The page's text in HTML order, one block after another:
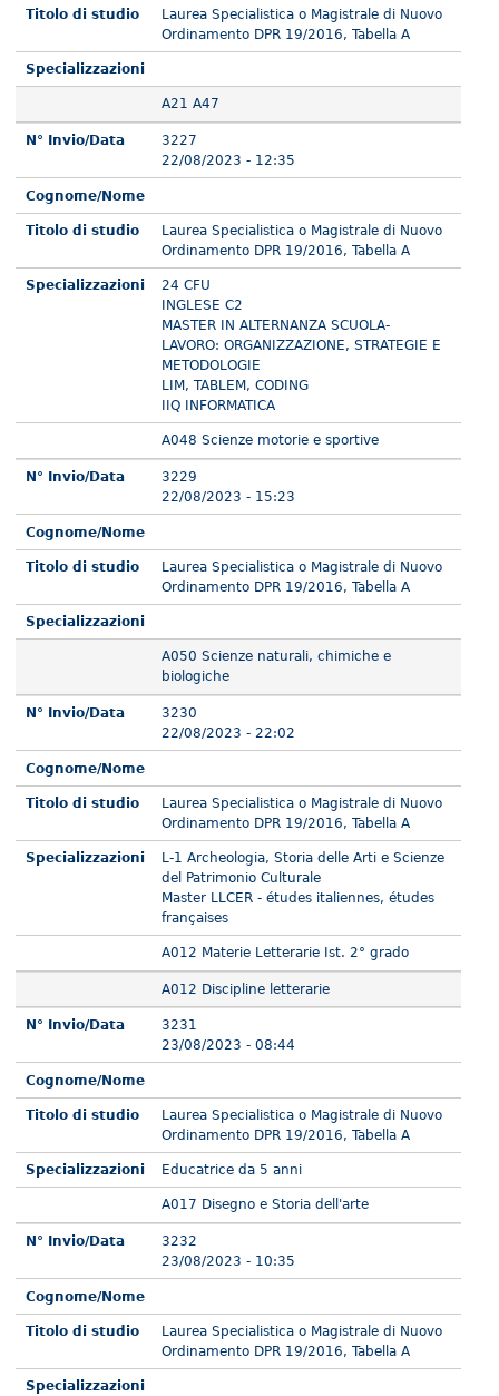
Titolo di studio
Laurea Specialistica o Magistrale di Nuovo
Ordinamento DPR 19/2016, Tabella A
Specializzazioni
A21 A47
N° Invio/Data
3227
22/08/2023 - 12:35
Cognome/Nome
Titolo di studio
Laurea Specialistica o Magistrale di Nuovo
Ordinamento DPR 19/2016, Tabella A
Specializzazioni
24 CFU
INGLESE C2
MASTER IN ALTERNANZA SCUOLA-
LAVORO: ORGANIZZAZIONE, STRATEGIE E
METODOLOGIE
LIM, TABLEM, CODING
IIQ INFORMATICA
A048 Scienze motorie e sportive
N° Invio/Data
3229
22/08/2023 - 15:23
Cognome/Nome
Titolo di studio
Laurea Specialistica o Magistrale di Nuovo
Ordinamento DPR 19/2016, Tabella A
Specializzazioni
A050 Scienze naturali, chimiche e
biologiche
N° Invio/Data
3230
22/08/2023 - 22:02
Cognome/Nome
Titolo di studio
Laurea Specialistica o Magistrale di Nuovo
Ordinamento DPR 19/2016, Tabella A
Specializzazioni
L-1 Archeologia, Storia delle Arti e Scienze
del Patrimonio Culturale
Master LLCER - études italiennes, études
françaises
A012 Materie Letterarie Ist. 2° grado
A012 Discipline letterarie
N° Invio/Data
3231
23/08/2023 - 08:44
Cognome/Nome
Titolo di studio
Laurea Specialistica o Magistrale di Nuovo
Ordinamento DPR 19/2016, Tabella A
Specializzazioni Educatrice da 5 anni
A017 Disegno e Storia dell'arte
N° Invio/Data
3232
23/08/2023 - 10:35
Cognome/Nome
Titolo di studio
Laurea Specialistica o Magistrale di Nuovo
Ordinamento DPR 19/2016, Tabella A
Specializzazioni